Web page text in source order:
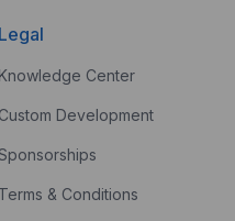
Legal
Knowledge Center
Custom Development
Terms & Conditions